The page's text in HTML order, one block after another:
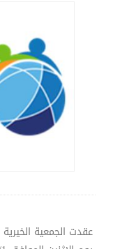
عقدت الجمعية